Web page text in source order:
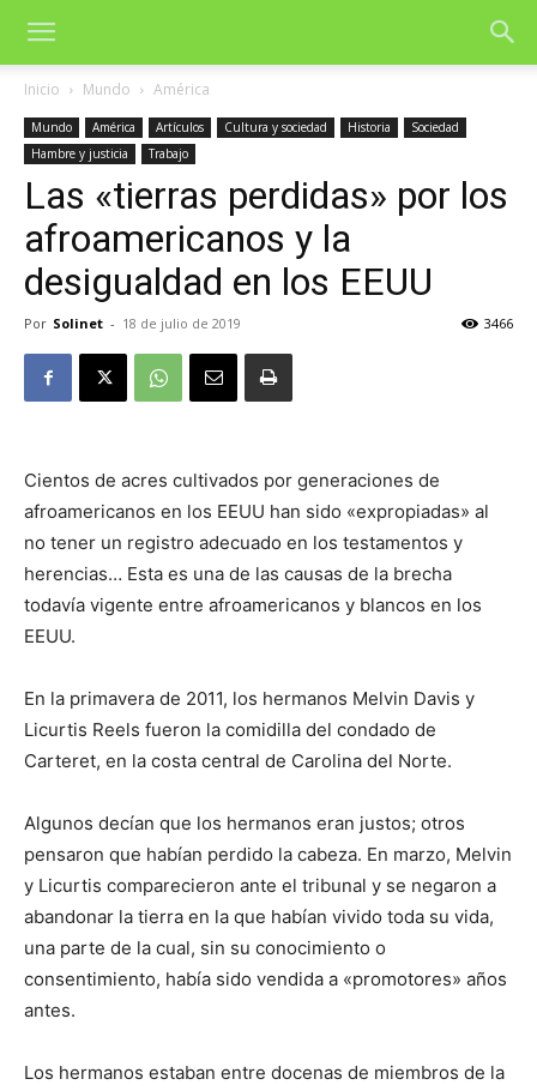
Inicio Mundo América
Mundo América Artículos Cultura y sociedad Historia
Sociedad
Hambre y justicia
Trabajo
Las «tierras perdidas» por los
afroamericanos y la
desigualdad en los EEUU
Por Solinet - 18 de julio de 2019 3466
Cientos de acres cultivados por generaciones de
afroamericanos en los EEUU han sido «expropiadas» al
no tener un registro adecuado en los testamentos y
herencias… Esta es una de las causas de la brecha
todavía vigente entre afroamericanos y blancos en los
EEUU.
En la primavera de 2011, los hermanos Melvin Davis y
Licurtis Reels fueron la comidilla del condado de
Carteret, en la costa central de Carolina del Norte.
Algunos decían que los hermanos eran justos; otros
pensaron que habían perdido la cabeza. En marzo, Melvin
y Licurtis comparecieron ante el tribunal y se negaron a
abandonar la tierra en la que habían vivido toda su vida,
una parte de la cual, sin su conocimiento o
consentimiento, había sido vendida a «promotores» años
antes.
Los hermanos estaban entre docenas de miembros de la